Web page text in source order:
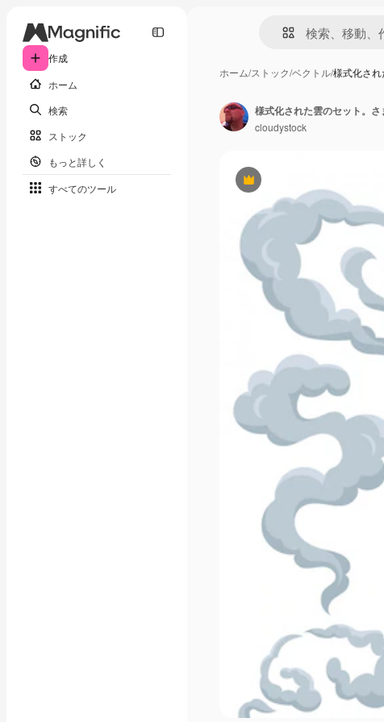
作成
ホーム
検索
ストック
もっと詳しく
すべてのツール
ホーム/ストック/ベクトル/様式化さ
Premium
様式化された雲のセット。さ
cloudystock